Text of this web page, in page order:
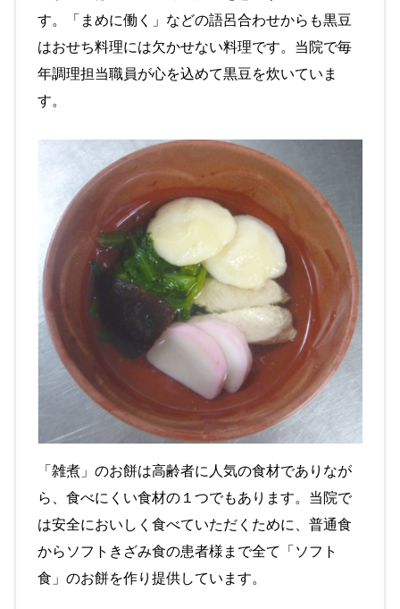
す。「まめに働く」などの語呂合わせからも黒豆
はおせち料理には欠かせない料理です。当院で毎
年調理担当職員が心を込めて黒豆を炊いていま
す。
「雑煮」のお餅は高齢者に人気の食材でありなが
ら、食べにくい食材の１つでもあります。当院で
は安全においしく食べていただくために、普通食
からソフトきざみ食の患者様まで全て「ソフト
食」のお餅を作り提供しています。